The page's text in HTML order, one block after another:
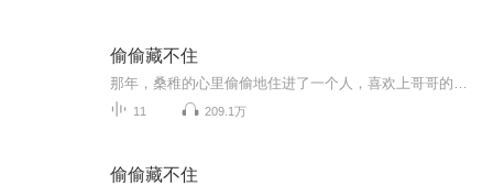
偷偷藏不住
11 209.1万
偷偷藏不住